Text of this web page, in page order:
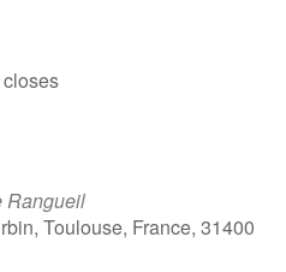
Rangueil
Toulouse, France, 31400